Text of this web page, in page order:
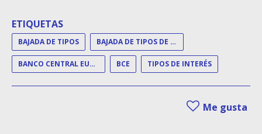
ETIQUETAS
BAJADA DE TIPOS BAJADA DE TIPOS DE INTERÉS
BANCO CENTRAL EUROPEO BCE TIPOS DE INTERÉS
Me gusta